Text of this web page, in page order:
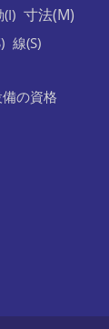
寸法(M)
線(S)
の資格